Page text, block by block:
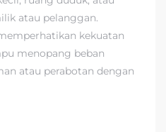
atau pelanggan.
kekuatan
menopang beban
atau perabotan dengan